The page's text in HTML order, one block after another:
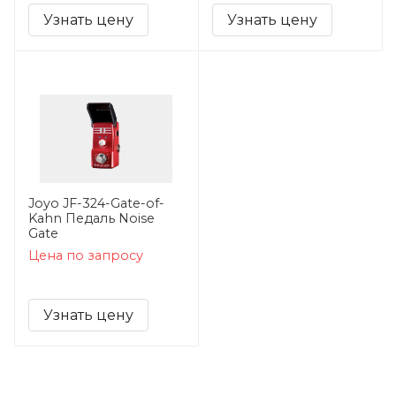
Узнать цену Узнать цену
Joyo JF-324-Gate-of-
Kahn Педаль Noise
Gate
Цена по запросу
Узнать цену